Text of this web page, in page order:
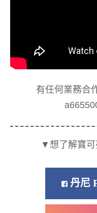
有任何業務合
▼想了解寶可
丹尼